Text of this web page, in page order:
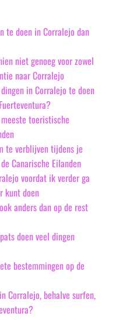
te doen in Corralejo dan
niet genoeg voor zowel
naar Corralejo
in Corralejo te doen
toeristische
te verblijven tijdens je
Canarische Eilanden
voordat ik verder ga
kunt doen
anders dan op de rest
doen veel dingen
bestemmingen op de
Corralejo, behalve surfen,